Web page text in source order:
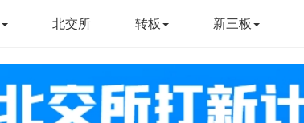
北交所 转板 新三板